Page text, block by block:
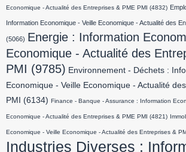
Economique - Actualité des Entreprises & PME PMI (4832)
Information Economique - Veille Economique - Actualité des
(5066) Energie : Information
Economique - Actualité des
PMI (9785) Environnement - Déchets :
Economique - Veille Economique - Actualité
PMI
(6134) Finance - Banque - Assurance : Information
Economique - Actualité des Entreprises & PME PMI (4821)
Economique - Veille Economique - Actualité des Entreprises &
Industries Diverses :